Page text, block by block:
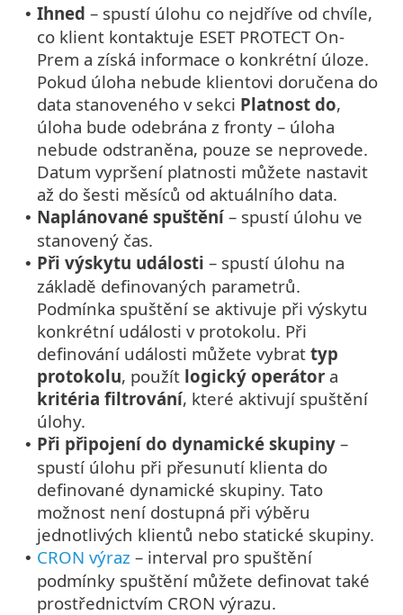
• Ihned – spustí úlohu co nejdříve od chvíle,
co klient kontaktuje ESET PROTECT On-
Prem a získá informace o konkrétní úloze.
Pokud úloha nebude klientovi doručena do
data stanoveného v sekci Platnost do,
úloha bude odebrána z fronty – úloha
nebude odstraněna, pouze se neprovede.
Datum vypršení platnosti můžete nastavit
až do šesti měsíců od aktuálního data.
• Naplánované spuštění– spustí úlohu ve
stanovený čas.
• Při výskytu události – spustí úlohu na
základě definovaných parametrů.
Podmínka spuštění se aktivuje při výskytu
konkrétní události v protokolu. Při
definování události můžete vybrat typ
protokolu, použít logický operátor a
kritéria filtrování, které aktivují spuštění
úlohy.
• Při připojení do dynamické skupiny –
spustí úlohu při přesunutí klienta do
definované dynamické skupiny. Tato
možnost není dostupná při výběru
jednotlivých klientů nebo statické skupiny.
• CRON výraz – interval pro spuštění
podmínky spuštění můžete definovat také
prostřednictvím CRON výrazu.